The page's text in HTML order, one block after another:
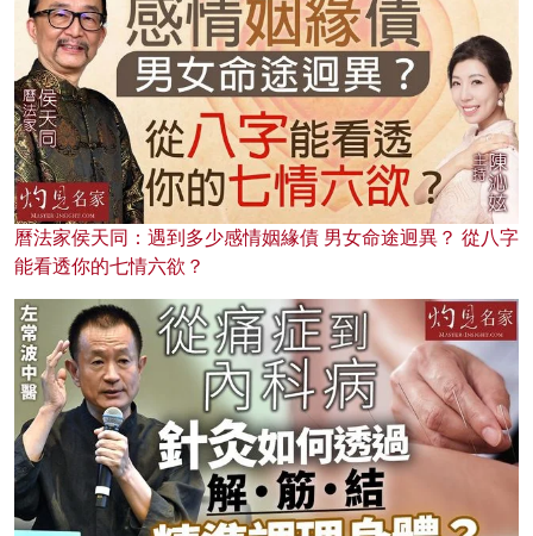
曆法家侯天同：遇到多少感情姻緣債 男女命途迥異？ 從八字
能看透你的七情六欲？